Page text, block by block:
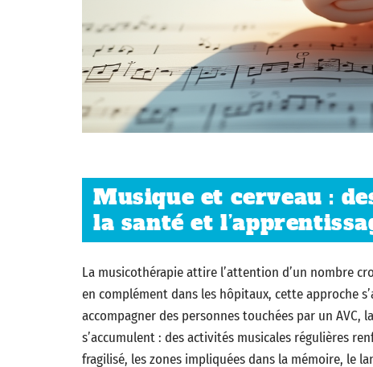
Musique et cerveau :
la santé et
La musicothérapie attire l’attention d’un nombre
en complément dans les hôpitaux, cette approche
accompagner des personnes touchées par un AVC,
s’accumulent : des activités musicales régulières
fragilisé, les zones impliquées dans la mémoire, le